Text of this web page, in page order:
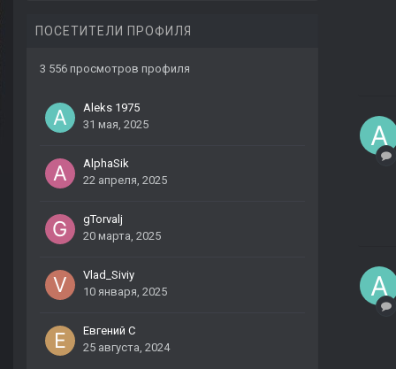
ПОСЕТИТЕЛИ ПРОФИЛЯ
3 556 просмотров профиля
Aleks 1975
31 мая, 2025
AlphaSik
22 апреля, 2025
gTorvalj
20 марта, 2025
Vlad_Siviy
10 января, 2025
Евгений С
25 августа, 2024